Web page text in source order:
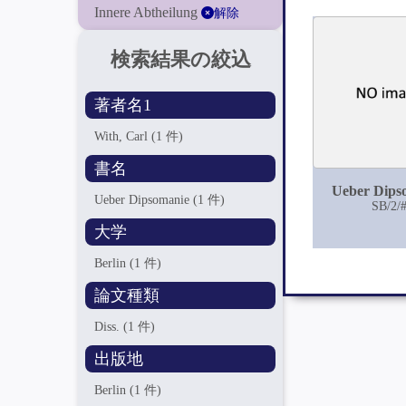
Innere Abtheilung
解除
検索結果の絞込
著者名1
With, Carl(1 件)
書名
Ueber Dipsomanie(1 件)
大学
Berlin(1 件)
論文種類
Diss.(1 件)
出版地
Berlin(1 件)
Ueber
SB/2/#